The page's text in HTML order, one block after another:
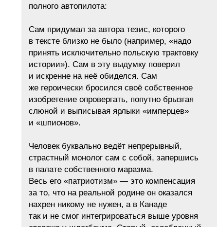
полного автопилота:
​Сам придумал за автора тезис, которого
в тексте близко не было (например, «надо
принять исключительно польскую трактовку
истории»). ​Сам в эту выдумку поверил
и искренне на неё обиделся. ​Сам
же героически бросился своё собственное
изобретение опровергать, попутно брызгая
слюной и выписывая ярлыки «имперцев»
и «шпионов».
​Человек буквально ведёт непрерывный,
страстный монолог сам с собой, запершись
в палате собственного маразма.
Весь его «патриотизм» — это компенсация
за то, что на реальной родине он оказался
нахрен никому не нужен, а в Канаде
так и не смог интегрироваться выше уровня